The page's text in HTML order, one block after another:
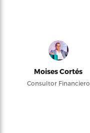
Moises Cortés
Consultor Financiero